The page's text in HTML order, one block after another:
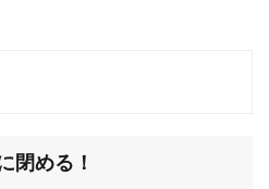
閉める！